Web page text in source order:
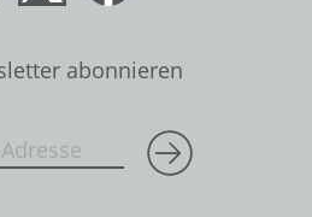
abonnieren